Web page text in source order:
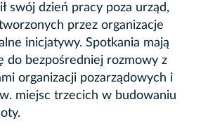
swój dzień pracy poza urząd,
przez organizacje
inicjatywy. Spotkania mają
do bezpośredniej rozmowy z
organizacji pozarządowych i
miejsc trzecich w budowaniu